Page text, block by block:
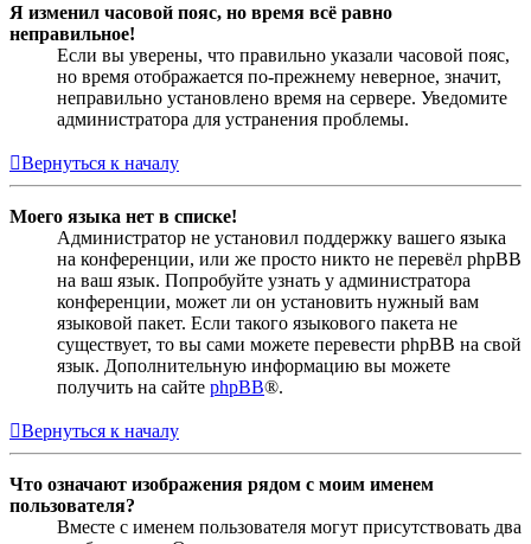
Я изменил часовой пояс, но время всё равно
неправильное!
Если вы уверены, что правильно указали часовой пояс,
но время отображается по-прежнему неверное, значит,
неправильно установлено время на сервере. Уведомите
администратора для устранения проблемы.
Вернуться к началу
Моего языка нет в списке!
Администратор не установил поддержку вашего языка
на конференции, или же просто никто не перевёл phpBB
на ваш язык. Попробуйте узнать у администратора
конференции, может ли он установить нужный вам
языковой пакет. Если такого языкового пакета не
существует, то вы сами можете перевести phpBB на свой
язык. Дополнительную информацию вы можете
получить на сайте phpBB®.
Вернуться к началу
Что означают изображения рядом с моим именем
пользователя?
Вместе с именем пользователя могут присутствовать два